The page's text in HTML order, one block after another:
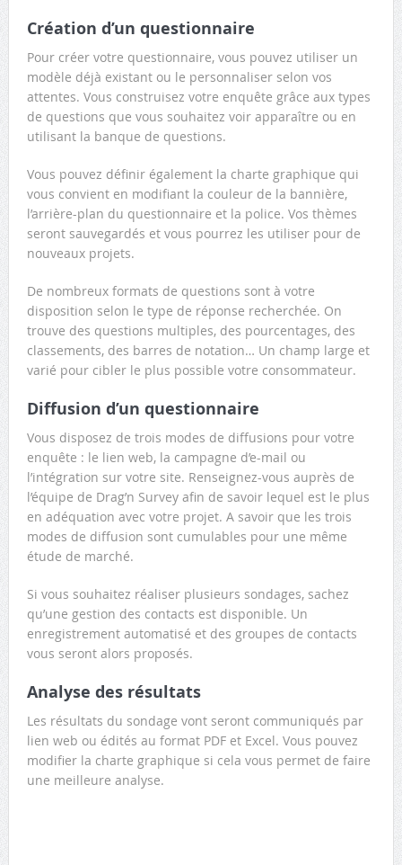
Création d’un questionnaire
Pour créer votre questionnaire, vous pouvez utiliser un
modèle déjà existant ou le personnaliser selon vos
attentes. Vous construisez votre enquête grâce aux types
de questions que vous souhaitez voir apparaître ou en
utilisant la banque de questions.
Vous pouvez définir également la charte graphique qui
vous convient en modifiant la couleur de la bannière,
l’arrière-plan du questionnaire et la police. Vos thèmes
seront sauvegardés et vous pourrez les utiliser pour de
nouveaux projets.
De nombreux formats de questions sont à votre
disposition selon le type de réponse recherchée. On
trouve des questions multiples, des pourcentages, des
classements, des barres de notation… Un champ large et
varié pour cibler le plus possible votre consommateur.
Diffusion d’un questionnaire
Vous disposez de trois modes de diffusions pour votre
enquête : le lien web, la campagne d’e-mail ou
l’intégration sur votre site. Renseignez-vous auprès de
l’équipe de Drag’n Survey afin de savoir lequel est le plus
en adéquation avec votre projet. A savoir que les trois
modes de diffusion sont cumulables pour une même
étude de marché.
Si vous souhaitez réaliser plusieurs sondages, sachez
qu’une gestion des contacts est disponible. Un
enregistrement automatisé et des groupes de contacts
vous seront alors proposés.
Analyse des résultats
Les résultats du sondage vont seront communiqués par
lien web ou édités au format PDF et Excel. Vous pouvez
modifier la charte graphique si cela vous permet de faire
une meilleure analyse.